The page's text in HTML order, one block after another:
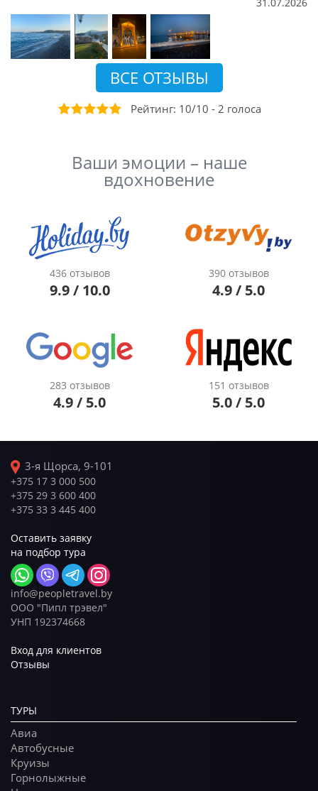
ВСЕ ОТЗЫВЫ
Рейтинг: 10/10 - 2 голоса
Ваши эмоции – наше
вдохновение
436 отзывов
9.9 / 10.0
390 отзывов
4.9 / 5.0
283 отзывов
4.9 / 5.0
151 отзывов
5.0 / 5.0
3-я Щорса, 9-101
+375 17 3 000 500
+375 29 3 600 400
+375 33 3 445 400
Оставить заявку
на подбор тура
info@peopletravel.by
ООО "Пипл трэвел"
УНП 192374668
Вход для клиентов
Отзывы
ТУРЫ
Авиа
Автобусные
Круизы
Горнолыжные